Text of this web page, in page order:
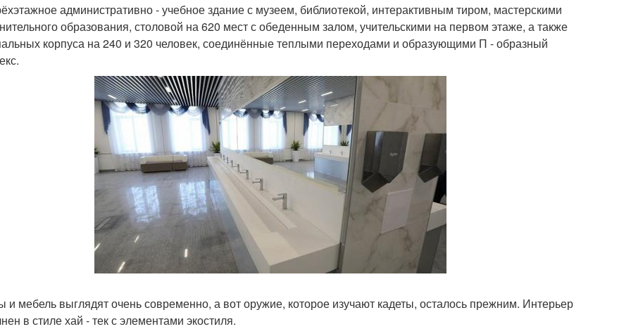
административно - учебное здание с музеем, библиотекой, интерактивным тиром, мастерскими
образования, столовой на 620 мест с обеденным залом, учительскими на первом этаже, а также
корпуса на 240 и 320 человек, соединённые теплыми переходами и образующими П - образный
и мебель выглядят очень современно, а вот оружие, которое изучают кадеты, осталось прежним. Интерьер
в стиле хай - тек с элементами экостиля.